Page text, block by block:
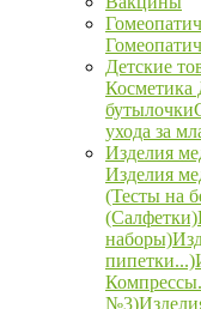
Детские
Косметика
бутылочки
ухода за
Изделия
Изделия
(Тесты на
(Салфетки)
наборы)
пипетки...)
№3)